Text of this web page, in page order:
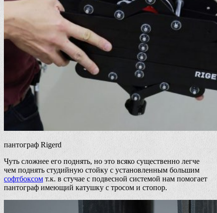
пантограф Rigerd
Чуть сложнее его поднять, но это всяко существенно легче
чем поднять студийную стойку с установленным большим
софтбоксом т.к. в стучае с подвесной системой нам помогает
пантограф имеющий катушку с тросом и стопор.